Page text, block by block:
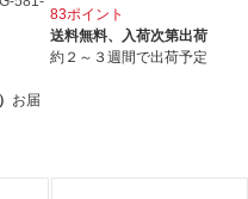
お届
83ポイント
送料無料、 入荷次第出荷
約２～３週間で出荷予定